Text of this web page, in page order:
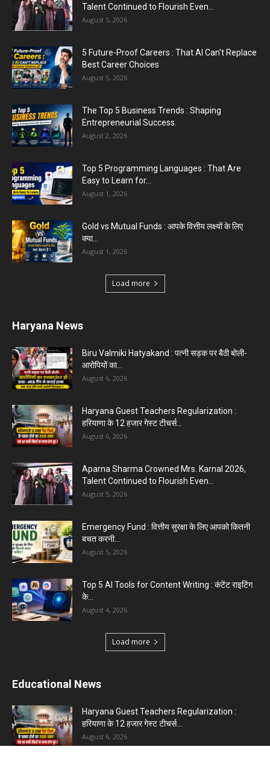
Talent Continued to Flourish Even...
August 5, 2026
5 Future-Proof Careers : That AI Can’t Replace
Best Career Choices
August 5, 2026
The Top 5 Business Trends : Shaping
Entrepreneurial Success.
August 2, 2026
Top 5 Programming Languages : That Are
Easy to Learn for...
August 1, 2026
Gold vs Mutual Funds : आपके वित्तीय लक्ष्यों के लिए
क्या...
August 1, 2026
Load more
Haryana News
Biru Valmiki Hatyakand : पत्नी सड़क पर बैठी बोली-
आरोपियों का...
August 6, 2026
Haryana Guest Teachers Regularization :
हरियाणा के 12 हजार गेस्ट टीचर्स...
August 6, 2026
Aparna Sharma Crowned Mrs. Karnal 2026,
Talent Continued to Flourish Even...
August 5, 2026
Emergency Fund : वित्तीय सुरक्षा के लिए आपको कितनी
बचत करनी...
August 5, 2026
Top 5 AI Tools for Content Writing : कंटेंट राइटिंग
के...
August 4, 2026
Load more
Educational News
Haryana Guest Teachers Regularization :
हरियाणा के 12 हजार गेस्ट टीचर्स...
August 6, 2026